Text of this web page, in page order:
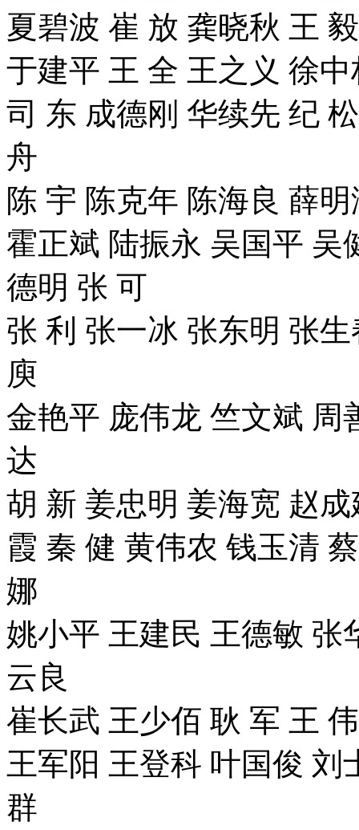
夏碧波 崔 放 龚晓秋 王
于建平 王 全 王之义 徐
司 东 成德刚 华续先 纪
舟
陈 宇 陈克年 陈海良 薛
霍正斌 陆振永 吴国平 吴
德明 张 可
张 利 张一冰 张东明 张
庾
金艳平 庞伟龙 竺文斌 周
达
胡 新 姜忠明 姜海宽 赵
霞 秦 健 黄伟农 钱玉清
娜
姚小平 王建民 王德敏 张
云良
崔长武 王少佰 耿 军 王
王军阳 王登科 叶国俊 刘
群